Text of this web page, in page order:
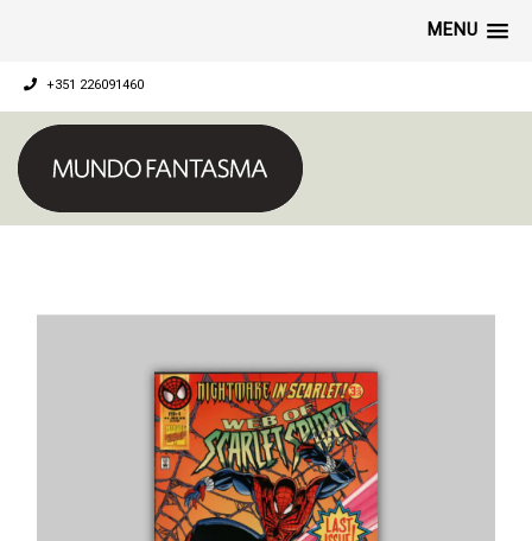
MENU
+351 226091460